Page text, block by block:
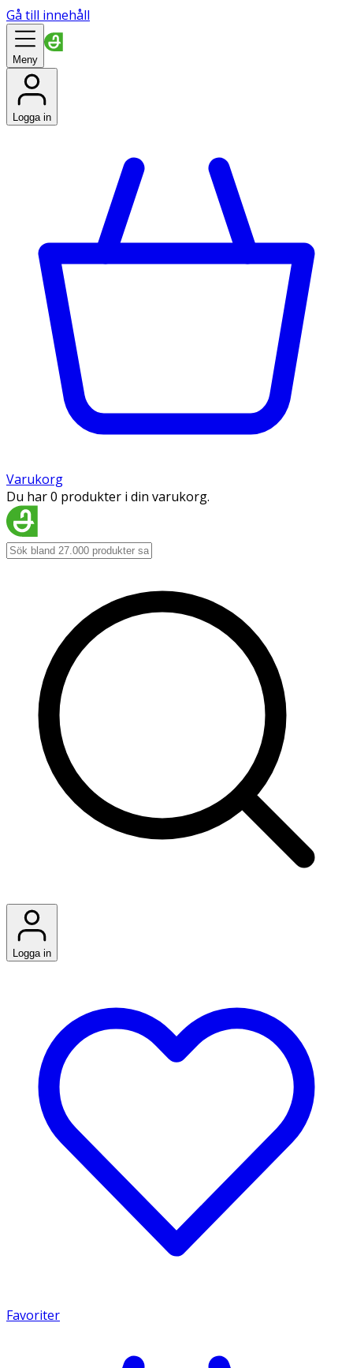
Gå till innehåll
Meny
Logga in
Varukorg
Du har 0 produkter i din varukorg.
Logga in
Favoriter